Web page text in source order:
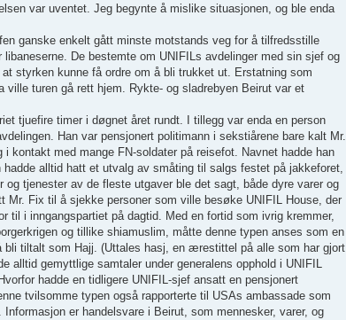
var uventet. Jeg begynte å mislike situasjonen, og ble enda
ganske enkelt gått minste motstands veg for å tilfredsstille
De bestemte om UNIFILs avdelinger med sin sjef og
styrken kunne få ordre om å bli trukket ut. Erstatning som
turen gå rett hjem. Rykte- og sladrebyen Beirut var et
tjuefire timer i døgnet året rundt. I tillegg var enda en person
Han var pensjonert politimann i sekstiårene bare kalt Mr.
kontakt med mange FN-soldater på reisefot. Navnet hadde han
hadde alltid hatt et utvalg av småting til salgs festet på jakkeforet,
tjenester av de fleste utgaver ble det sagt, både dyre varer og
Mr. Fix til å sjekke personer som ville besøke UNIFIL House, der
til i inngangspartiet på dagtid. Med en fortid som ivrig kremmer,
og tillike shiamuslim, måtte denne typen anses som en
tiltalt som Hajj. (Uttales hasj, en ærestittel på alle som har gjort
alltid gemyttlige samtaler under generalens opphold i UNIFIL
hadde en tidligere UNIFIL-sjef ansatt en pensjonert
tvilsomme typen også rapporterte til USAs ambassade som
er handelsvare i Beirut, som mennesker, varer, og